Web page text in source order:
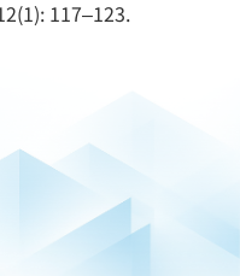
117–123.